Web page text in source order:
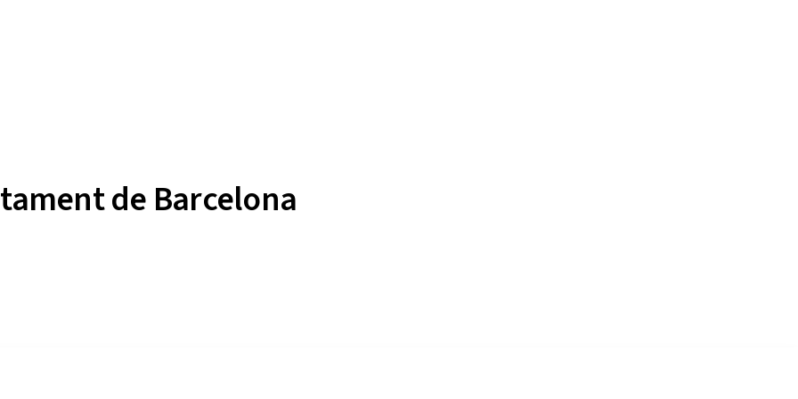
de Barcelona